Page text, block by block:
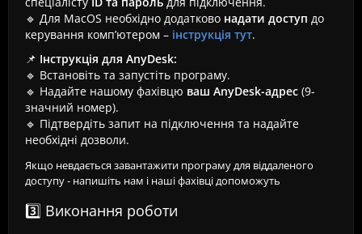
🔹 Для MacOS необхідно додатково надати доступ до
керування комп’ютером – інструкція тут.
📌 Інструкція для AnyDesk:
🔹 Встановіть та запустіть програму.
🔹 Надайте нашому фахівцю ваш AnyDesk-адрес (9-
значний номер).
🔹 Підтвердіть запит на підключення та надайте
необхідні дозволи.
Якщо невдається завантажити програму для віддаленого
доступу - напишіть нам і наші фахівці допоможуть
3️⃣ Виконання роботи